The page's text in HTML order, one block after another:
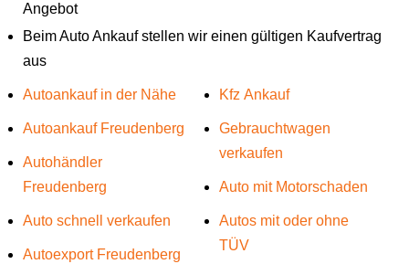
Angebot
Beim Auto Ankauf stellen wir einen gültigen Kaufvertrag
aus
Autoankauf in der Nähe
Autoankauf Freudenberg
Autohändler
Freudenberg
Auto schnell verkaufen
Autoexport Freudenberg
Kfz Ankauf
Gebrauchtwagen
verkaufen
Auto mit Motorschaden
Autos mit oder ohne
TÜV